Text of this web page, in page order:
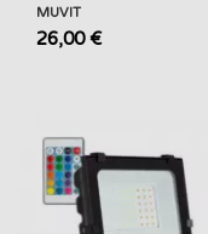
MUVIT
26,00 €